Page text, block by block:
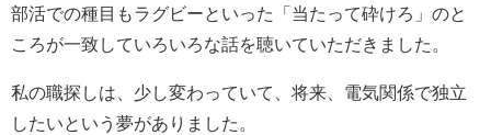
部活での種目もラグビーといった「当たって砕けろ」のと
ころが一致していろいろな話を聴いていただきました。
私の職探しは、少し変わっていて、将来、電気関係で独立
したいという夢がありました。